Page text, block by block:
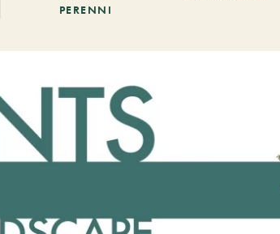
PERENNI